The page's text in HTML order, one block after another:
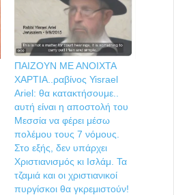
ΠΑΙΖΟΥΝ ΜΕ ΑΝΟΙΧΤΑ
ΧΑΡΤΙΑ..ραβίνος Yisrael
Ariel: θα κατακτήσουμε..
αυτή είναι η αποστολή του
Μεσσία να φέρει μέσω
πολέμου τους 7 νόμους.
Στο εξής, δεν υπάρχει
Χριστιανισμός κι Ισλάμ. Τα
τζαμιά και οι χριστιανικοί
πυργίσκοι θα γκρεμιστούν!